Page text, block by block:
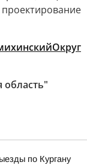
область"
по Кургану